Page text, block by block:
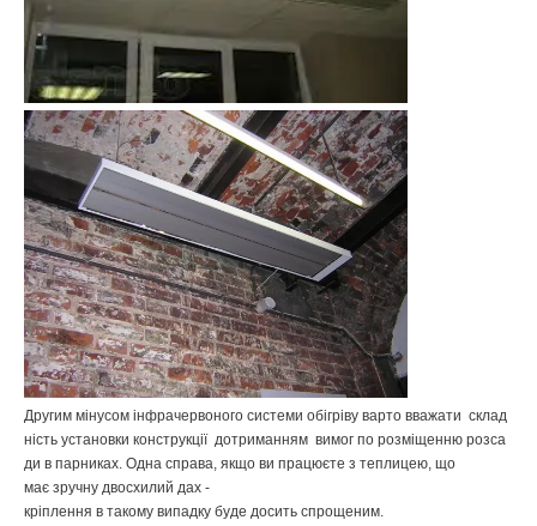
Другим мінусом інфрачервоного системи обігріву варто вважати склад
ність установки конструкції дотриманням вимог по розміщенню розса
ди в парниках. Одна справа, якщо ви працюєте з теплицею, що
має зручну двосхилий дах -
кріплення в такому випадку буде досить спрощеним.